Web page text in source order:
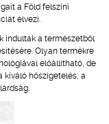
a Föld felszíni
élvezi.
indultak a természetből
Olyan termékre
előállítható, de
kiváló hőszigetelés, a